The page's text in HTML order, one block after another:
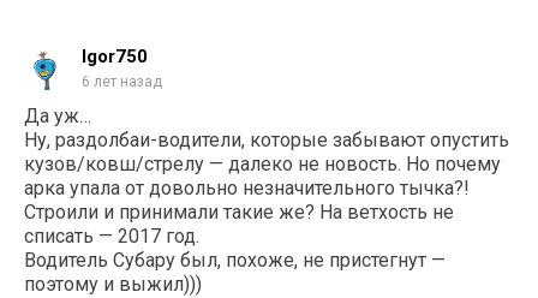
Igor750
6 лет назад
Да уж…
Ну, раздолбаи-водители, которые забывают опустить
кузов/ковш/стрелу — далеко не новость. Но почему
арка упала от довольно незначительного тычка?!
Строили и принимали такие же? На ветхость не
списать — 2017 год.
Водитель Субару был, похоже, не пристегнут —
поэтому и выжил)))